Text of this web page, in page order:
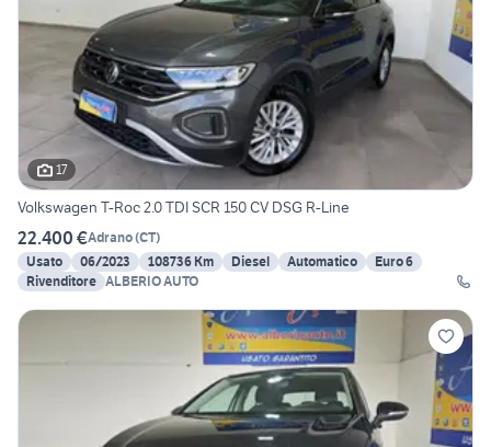
17
Volkswagen T-Roc 2.0 TDI SCR 150 CV DSG R-Line
22.400 €Adrano(CT)
Usato
06/2023 108736 Km Diesel Automatico
Euro 6
Rivenditore ALBERIO AUTO